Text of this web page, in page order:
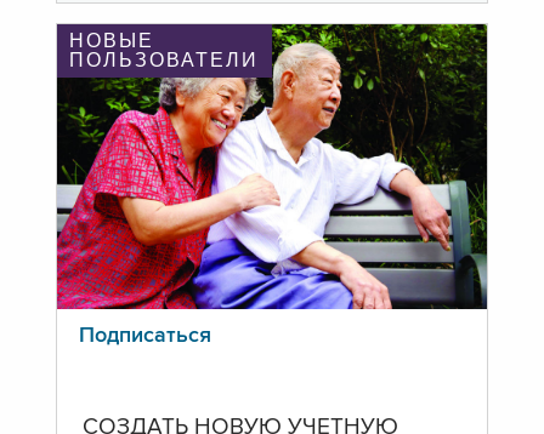
НОВЫЕ
ПОЛЬЗОВАТЕЛИ
Подписаться
СОЗДАТЬ НОВУЮ УЧЕТНУЮ